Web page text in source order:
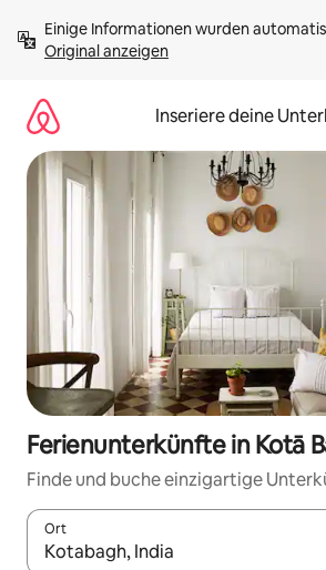
Inhalten
springenOriginal anzeigen
Inseriere deine
Ferienunterkünfte in Kotā
Finde und buche einzigartige
Ort
Wenn Ergebnisse verfügbar sind,